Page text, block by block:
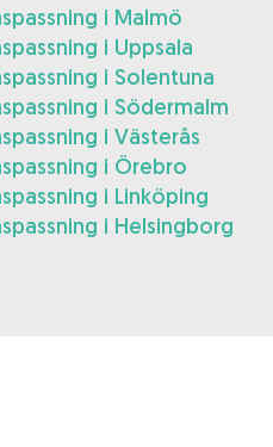
i Malmö
i Uppsala
i Solentuna
i Södermalm
i Västerås
i Örebro
i Linköping
i Helsingborg